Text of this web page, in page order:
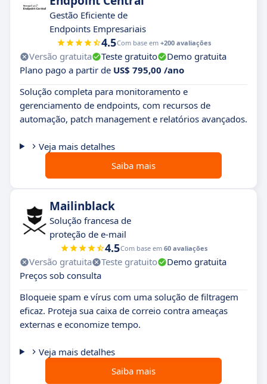
Gestão Eficiente de
Endpoints Empresariais
4.5Com base em +200 avaliações
Versão gratuita Teste gratuito
Demo gratuita
Plano pago a partir de US$ 795,00 /ano
Solução completa para monitoramento e
gerenciamento de endpoints, com recursos de
automação, patch management e relatórios avançados.
Veja mais detalhes
Saiba mais
Mailinblack
Solução francesa de
proteção de e-mail
4.5Com base em 60 avaliações
Versão gratuita Teste gratuito
Demo gratuita
Preços sob consulta
Bloqueie spam e vírus com uma solução de filtragem
eficaz. Proteja sua caixa de correio contra ameaças
externas e economize tempo.
Veja mais detalhes
Saiba mais